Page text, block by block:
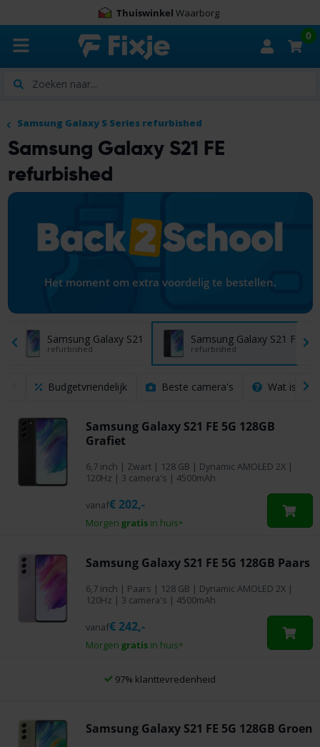
Thuiswinkel Waarborg
Zoeken
0
Samsung Galaxy S Series refurbished
Samsung Galaxy S21 FE
refurbished
Het moment om extra voordelig te bestellen.
Samsung Galaxy S21
refurbished
Samsung Galaxy S21 FE
refurbished
Budgetvriendelijk Beste camera's Wat is een
Samsung Galaxy S21 FE 5G 128GB
Grafiet
6,7 inch | Zwart | 128 GB | Dynamic AMOLED 2X |
120Hz | 3 camera's | 4500mAh
Morgen gratis in huis*
vanaf€ 202,-
Samsung Galaxy S21 FE 5G 128GB Paars
6,7 inch | Paars | 128 GB | Dynamic AMOLED 2X |
120Hz | 3 camera's | 4500mAh
Morgen gratis in huis*
vanaf€ 242,-
Samsung Galaxy S21 FE 5G 128GB Groen
97% klanttevredenheid